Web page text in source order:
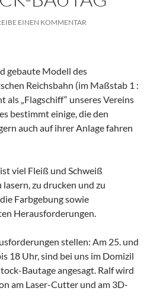
EINEN KOMMENTAR
gebaute Modell des
Reichsbahn (im Maßstab 1 :
als „Flagschiff“ unseres Vereins
bestimmt einige, die den
auch auf ihrer Anlage fahren
viel Fleiß und Schweiß
zu drucken und zu
Farbgebung sowie
Herausforderungen.
stellen: Am 25. und
18 Uhr, sind bei uns im Domizil
Bautage angesagt. Ralf wird
am Laser-Cutter und am 3D-